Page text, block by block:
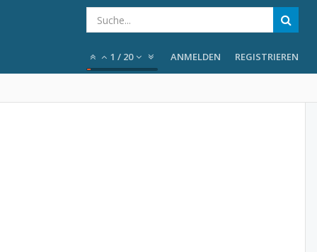
1 / 20 ANMELDEN REGISTRIEREN